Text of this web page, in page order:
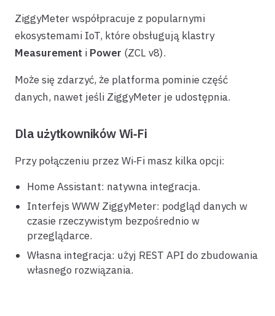
ZiggyMeter współpracuje z popularnymi
ekosystemami IoT, które obsługują klastry
Measurement i Power (ZCL v8).
Może się zdarzyć, że platforma pominie część
danych, nawet jeśli ZiggyMeter je udostępnia.
Dla użytkowników Wi‑Fi
Przy połączeniu przez Wi‑Fi masz kilka opcji:
Home Assistant: natywna integracja.
Interfejs WWW ZiggyMeter: podgląd danych w
czasie rzeczywistym bezpośrednio w
przeglądarce.
Własna integracja: użyj REST API do zbudowania
własnego rozwiązania.